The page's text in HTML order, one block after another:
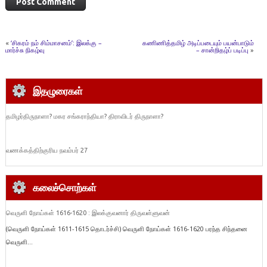
« ‘சிகரம் நம் சிம்மாசனம்’: இலக்கு –
மார்ச்சு நிகழ்வு
கணிணித்தமிழ் அடிப்படையும் பயன்பாடும்
– சான்றிதழ்ப் படிப்பு »
இதழுரைகள்
தமிழர்திருநாளா? மகர சங்கராந்தியா? திராவிடர் திருநாளா?
வணக்கத்திற்குரிய நவம்பர் 27
கலைச்சொற்கள்
வெருளி நோய்கள் 1616-1620 : இலக்குவனார் திருவள்ளுவன்
(வெருளி நோய்கள் 1611-1615 தொடர்ச்சி) வெருளி நோய்கள் 1616-1620 பரந்த சிந்தனை
வெருளி...